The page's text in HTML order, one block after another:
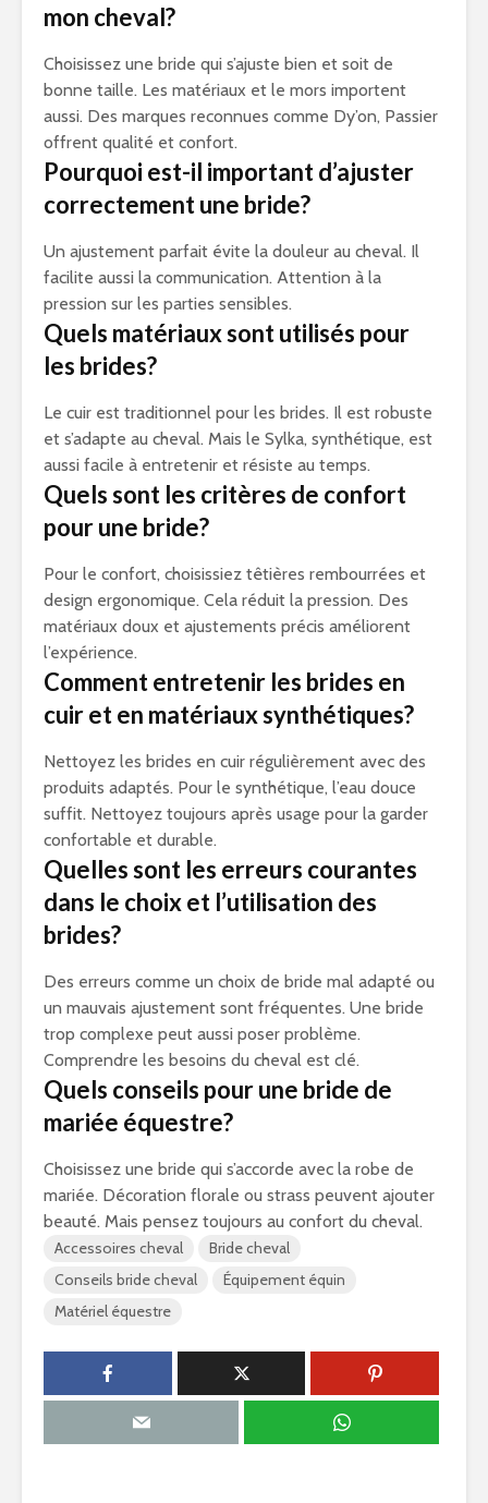
mon cheval?
Choisissez une bride qui s’ajuste bien et soit de
bonne taille. Les matériaux et le mors importent
aussi. Des marques reconnues comme Dy’on, Passier
offrent qualité et confort.
Pourquoi est-il important d’ajuster
correctement une bride?
Un ajustement parfait évite la douleur au cheval. Il
facilite aussi la communication. Attention à la
pression sur les parties sensibles.
Quels matériaux sont utilisés pour
les brides?
Le cuir est traditionnel pour les brides. Il est robuste
et s’adapte au cheval. Mais le Sylka, synthétique, est
aussi facile à entretenir et résiste au temps.
Quels sont les critères de confort
pour une bride?
Pour le confort, choisissiez têtières rembourrées et
design ergonomique. Cela réduit la pression. Des
matériaux doux et ajustements précis améliorent
l’expérience.
Comment entretenir les brides en
cuir et en matériaux synthétiques?
Nettoyez les brides en cuir régulièrement avec des
produits adaptés. Pour le synthétique, l’eau douce
suffit. Nettoyez toujours après usage pour la garder
confortable et durable.
Quelles sont les erreurs courantes
dans le choix et l’utilisation des
brides?
Des erreurs comme un choix de bride mal adapté ou
un mauvais ajustement sont fréquentes. Une bride
trop complexe peut aussi poser problème.
Comprendre les besoins du cheval est clé.
Quels conseils pour une bride de
mariée équestre?
Choisissez une bride qui s’accorde avec la robe de
mariée. Décoration florale ou strass peuvent ajouter
beauté. Mais pensez toujours au confort du cheval.
Accessoires cheval
Bride cheval
Conseils bride cheval
Équipement équin
Matériel équestre